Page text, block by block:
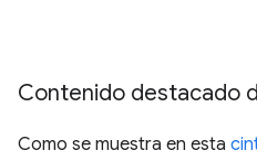
Contenido destacado
Como se muestra en esta